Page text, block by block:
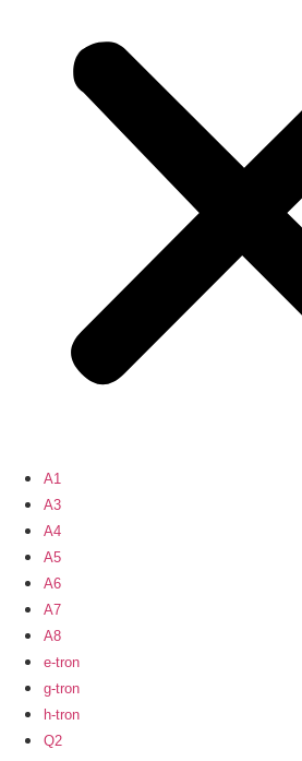
A1
A3
A4
A5
A6
A7
A8
e-tron
g-tron
h-tron
Q2